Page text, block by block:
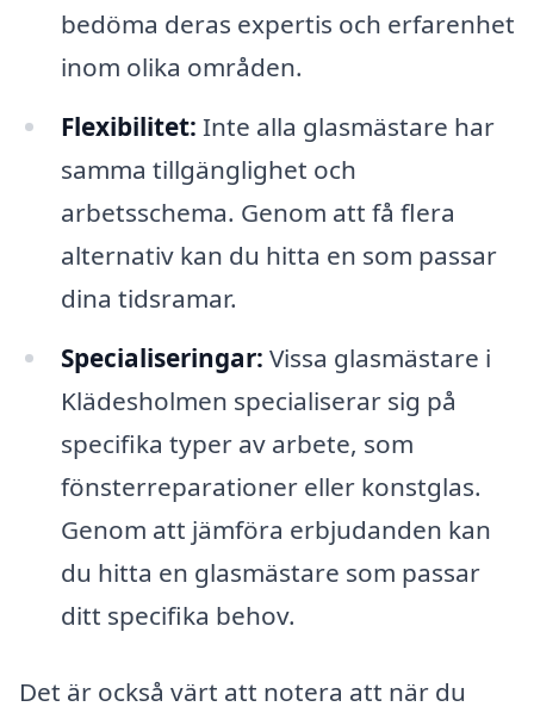
bedöma deras expertis och erfarenhet
inom olika områden.
Flexibilitet: Inte alla glasmästare har
samma tillgänglighet och
arbetsschema. Genom att få flera
alternativ kan du hitta en som passar
dina tidsramar.
Specialiseringar: Vissa glasmästare i
Klädesholmen specialiserar sig på
specifika typer av arbete, som
fönsterreparationer eller konstglas.
Genom att jämföra erbjudanden kan
du hitta en glasmästare som passar
ditt specifika behov.
Det är också värt att notera att när du